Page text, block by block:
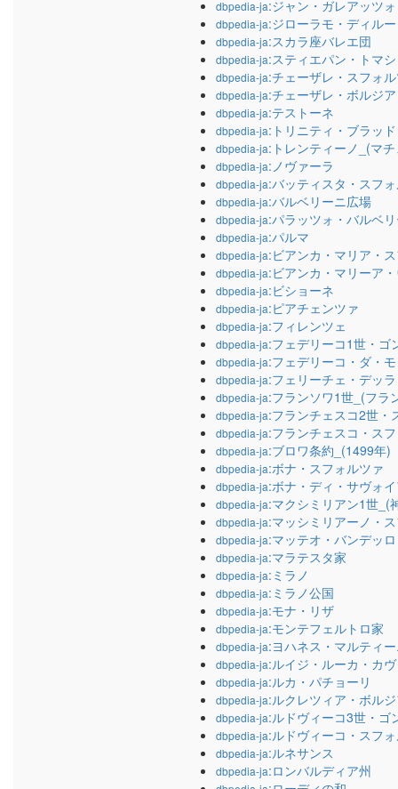
dbpedia-ja:ジャン・ガレアッツ
dbpedia-ja:ジローラモ・ディル
dbpedia-ja:スカラ座バレエ団
dbpedia-ja:スティエパン・トマ
dbpedia-ja:チェーザレ・スフォ
dbpedia-ja:チェーザレ・ボルジア
dbpedia-ja:テストーネ
dbpedia-ja:トリニティ・ブラッド
dbpedia-ja:トレンティーノ_(マ
dbpedia-ja:ノヴァーラ
dbpedia-ja:バッティスタ・スフ
dbpedia-ja:バルベリーニ広場
dbpedia-ja:パラッツォ・バルベ
dbpedia-ja:パルマ
dbpedia-ja:ビアンカ・マリア・
dbpedia-ja:ビアンカ・マリーア
dbpedia-ja:ビショーネ
dbpedia-ja:ピアチェンツァ
dbpedia-ja:フィレンツェ
dbpedia-ja:フェデリーコ1世・ゴ
dbpedia-ja:フェデリーコ・ダ・
dbpedia-ja:フェリーチェ・デッ
dbpedia-ja:フランソワ1世_(フラ
dbpedia-ja:フランチェスコ2世・
dbpedia-ja:フランチェスコ・ス
dbpedia-ja:ブロワ条約_(1499年)
dbpedia-ja:ボナ・スフォルツァ
dbpedia-ja:ボナ・ディ・サヴォ
dbpedia-ja:マクシミリアン1世_(
dbpedia-ja:マッシミリアーノ・
dbpedia-ja:マッテオ・バンデッロ
dbpedia-ja:マラテスタ家
dbpedia-ja:ミラノ
dbpedia-ja:ミラノ公国
dbpedia-ja:モナ・リザ
dbpedia-ja:モンテフェルトロ家
dbpedia-ja:ヨハネス・マルティ
dbpedia-ja:ルイジ・ルーカ・カ
dbpedia-ja:ルカ・パチョーリ
dbpedia-ja:ルクレツィア・ボル
dbpedia-ja:ルドヴィーコ3世・ゴ
dbpedia-ja:ルドヴィーコ・スフ
dbpedia-ja:ルネサンス
dbpedia-ja:ロンバルディア州